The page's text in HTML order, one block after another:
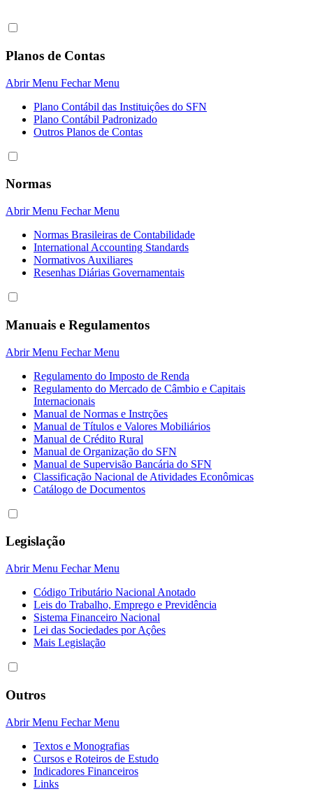
Planos de Contas
Abrir Menu Fechar Menu
Plano Contábil das Instituiçôes do SFN
Plano Contábil Padronizado
Outros Planos de Contas
Normas
Abrir Menu Fechar Menu
Normas Brasileiras de Contabilidade
International Accounting Standards
Normativos Auxiliares
Resenhas Diárias Governamentais
Manuais e Regulamentos
Abrir Menu Fechar Menu
Regulamento do Imposto de Renda
Regulamento do Mercado de Câmbio e Capitais
Internacionais
Manual de Normas e Instrções
Manual de Títulos e Valores Mobiliários
Manual de Crédito Rural
Manual de Organização do SFN
Manual de Supervisão Bancária do SFN
Classificação Nacional de Atividades Econômicas
Catálogo de Documentos
Legislação
Abrir Menu Fechar Menu
Código Tributário Nacional Anotado
Leis do Trabalho, Emprego e Previdência
Sistema Financeiro Nacional
Lei das Sociedades por Açôes
Mais Legislação
Outros
Abrir Menu Fechar Menu
Textos e Monografias
Cursos e Roteiros de Estudo
Indicadores Financeiros
Links